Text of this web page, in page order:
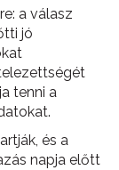
a válasz
jó
tenni a
és a
napja előtt